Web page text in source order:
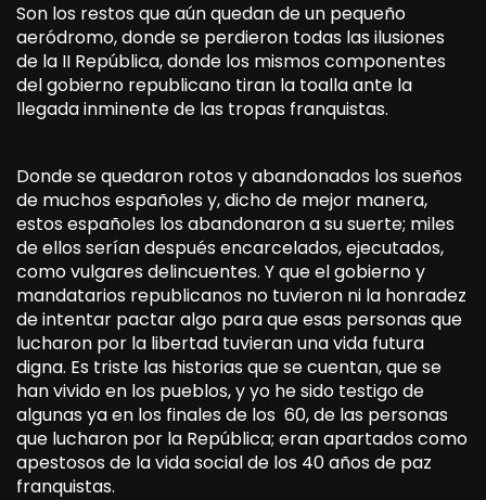
Son los restos que aún quedan de un pequeño
aeródromo, donde se perdieron todas las ilusiones
de la II República, donde los mismos componentes
del gobierno republicano tiran la toalla ante la
llegada inminente de las tropas franquistas.
Donde se quedaron rotos y abandonados los sueños
de muchos españoles y, dicho de mejor manera,
estos españoles los abandonaron a su suerte; miles
de ellos serían después encarcelados, ejecutados,
como vulgares delincuentes. Y que el gobierno y
mandatarios republicanos no tuvieron ni la honradez
de intentar pactar algo para que esas personas que
lucharon por la libertad tuvieran una vida futura
digna. Es triste las historias que se cuentan, que se
han vivido en los pueblos, y yo he sido testigo de
algunas ya en los finales de los 60, de las personas
que lucharon por la República; eran apartados como
apestosos de la vida social de los 40 años de paz
franquistas.